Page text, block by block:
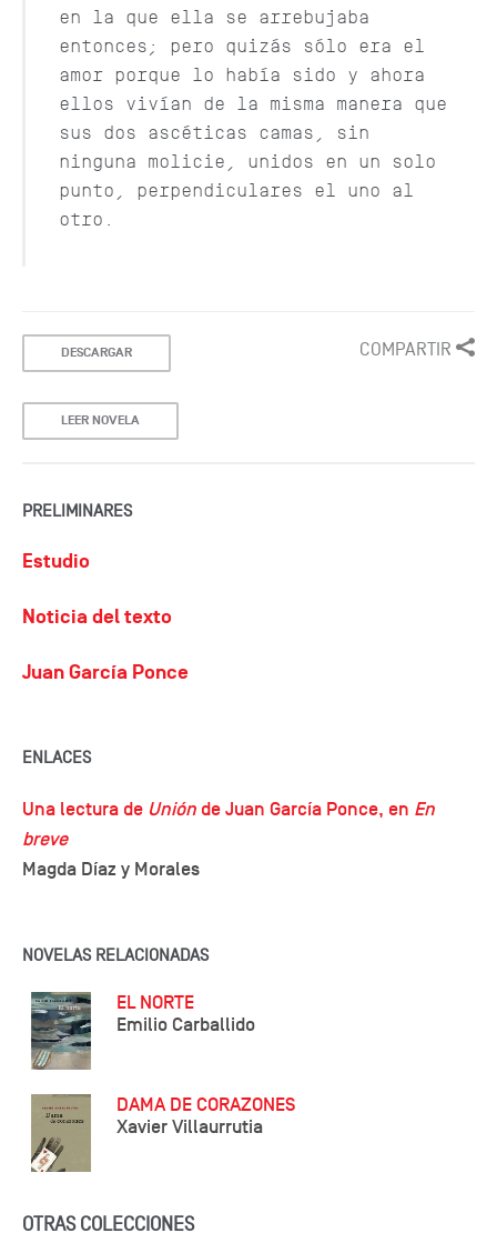
en la que ella se arrebujaba
entonces; pero quizás sólo era el
amor porque lo había sido y ahora
ellos vivían de la misma manera que
sus dos ascéticas camas, sin
ninguna molicie, unidos en un solo
punto, perpendiculares el uno al
otro.
DESCARGAR
LEER NOVELA
COMPARTIR
PRELIMINARES
Estudio
Noticia del texto
Juan García Ponce
ENLACES
Una lectura de Unión de Juan García Ponce, en En
breve
Magda Díaz y Morales
NOVELAS RELACIONADAS
EL NORTE
Emilio Carballido
DAMA DE CORAZONES
Xavier Villaurrutia
OTRAS COLECCIONES